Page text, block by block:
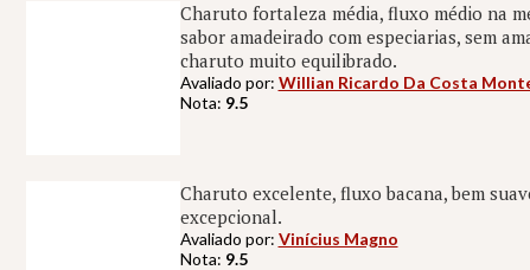
Charuto fortaleza média, fluxo médio na
sabor amadeirado com especiarias, sem
charuto muito equilibrado.
Avaliado por: Willian Ricardo Da Costa
Nota: 9.5
Charuto excelente, fluxo bacana, bem
excepcional.
Avaliado por: Vinícius Magno
Nota: 9.5